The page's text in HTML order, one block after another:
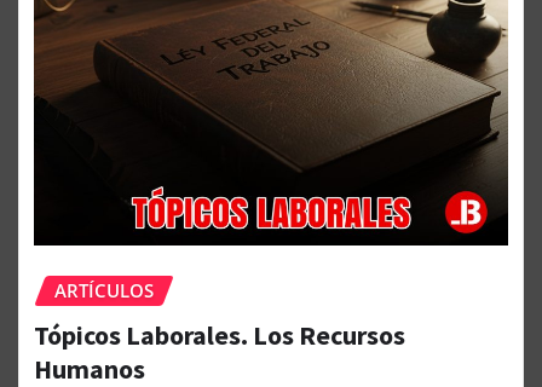
ARTÍCULOS
Tópicos Laborales. Los Recursos
Humanos